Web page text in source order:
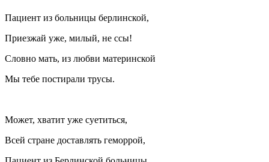
Пациент из больницы берлинской,
Приезжай уже, милый, не ссы!
Словно мать, из любви материнской
Мы тебе постирали трусы.
Может, хватит уже суетиться,
Всей стране доставлять геморрой,